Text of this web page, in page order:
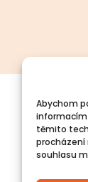
Abychom
informacím
těmito
procházení
souhlasu